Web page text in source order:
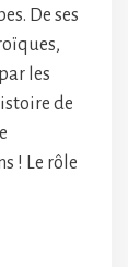
De ses
les
de
! Le rôle